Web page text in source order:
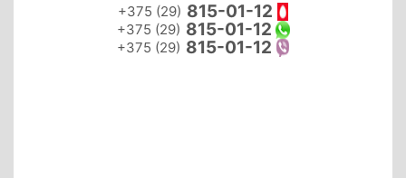
+375 (29) 815-01-12
+375 (29) 815-01-12
+375 (29) 815-01-12